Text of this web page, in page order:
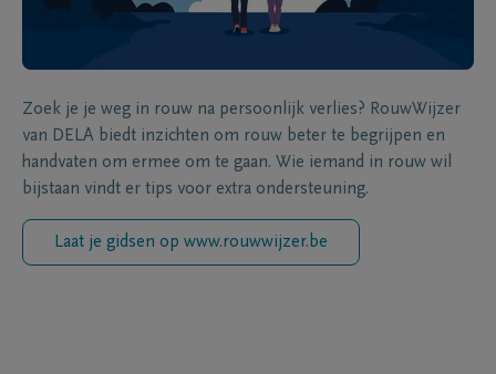
Zoek je je weg in rouw na persoonlijk verlies? RouwWijzer
van DELA biedt inzichten om rouw beter te begrijpen en
handvaten om ermee om te gaan. Wie iemand in rouw wil
bijstaan vindt er tips voor extra ondersteuning.
Laat je gidsen op www.rouwwijzer.be